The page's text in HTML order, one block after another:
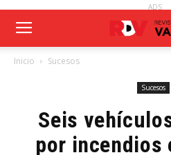
ADS
Inicio Sucesos
Sucesos
Seis
por incendios